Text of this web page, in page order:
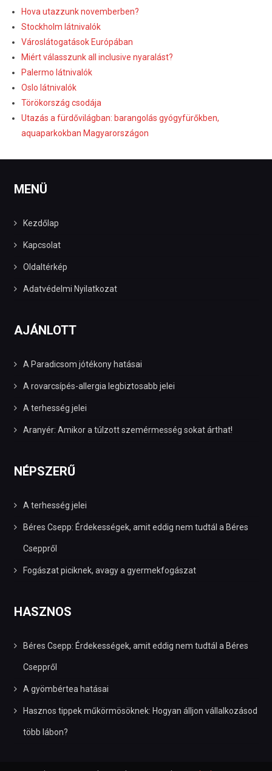
Hova utazzunk novemberben?
Stockholm látnivalók
Városlátogatások Európában
Miért válasszunk all inclusive nyaralást?
Palermo látnivalók
Oslo látnivalók
Törökország csodája
Utazás a fürdővilágban: barangolás gyógyfürőkben,
aquaparkokban Magyarországon
MENÜ
Kezdőlap
Kapcsolat
Oldaltérkép
Adatvédelmi Nyilatkozat
AJÁNLOTT
A Paradicsom jótékony hatásai
A rovarcsípés-allergia legbiztosabb jelei
A terhesség jelei
Aranyér: Amikor a túlzott szemérmesség sokat árthat!
NÉPSZERŰ
A terhesség jelei
Béres Csepp: Érdekességek, amit eddig nem tudtál a Béres
Cseppről
Fogászat piciknek, avagy a gyermekfogászat
HASZNOS
Béres Csepp: Érdekességek, amit eddig nem tudtál a Béres
Cseppről
A gyömbértea hatásai
Hasznos tippek műkörmösöknek: Hogyan álljon vállalkozásod
több lábon?